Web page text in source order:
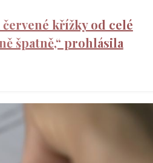
křížky od celé
špatně,“ prohlásila